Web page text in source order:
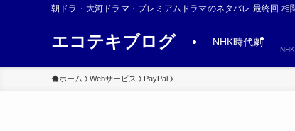
朝ドラ・大河ドラマ・プレミアムドラマのネタバレ 最終回 相
エコテキブログ NHK時代劇
ホーム Webサービス PayPal